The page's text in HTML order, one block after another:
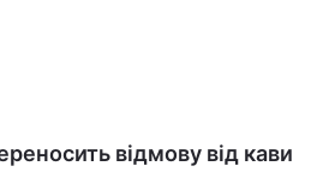
відмову від кави